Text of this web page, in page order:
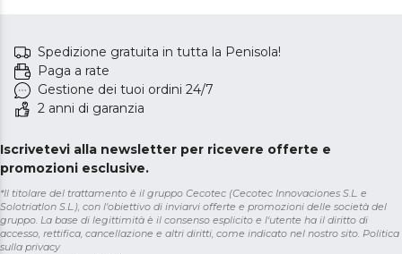
Spedizione gratuita in tutta la Penisola!
Paga a rate
Gestione dei tuoi ordini 24/7
2 anni di garanzia
Iscrivetevi alla newsletter per ricevere offerte e
promozioni esclusive.
*Il titolare del trattamento è il gruppo Cecotec (Cecotec Innovaciones S.L. e
Solotriatlon S.L.), con l'obiettivo di inviarvi offerte e promozioni delle società del
gruppo. La base di legittimità è il consenso esplicito e l'utente ha il diritto di
accesso, rettifica, cancellazione e altri diritti, come indicato nel nostro sito. Politica
sulla privacy